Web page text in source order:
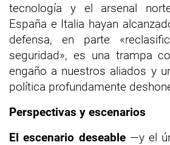
tecnología y el arsenal
España e Italia hayan
defensa, en parte
seguridad», es una trampa
engaño a nuestros aliados y
política profundamente
Perspectivas y escenarios
El escenario deseable—y el